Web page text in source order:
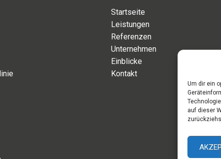
Um dir ein
auf dieser
Startseite
Leistungen
Referenzen
Unternehmen
Einblicke
Kontakt